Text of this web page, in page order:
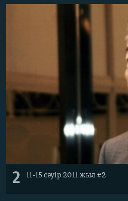
2 11-15 сәуір 2011 жыл #2